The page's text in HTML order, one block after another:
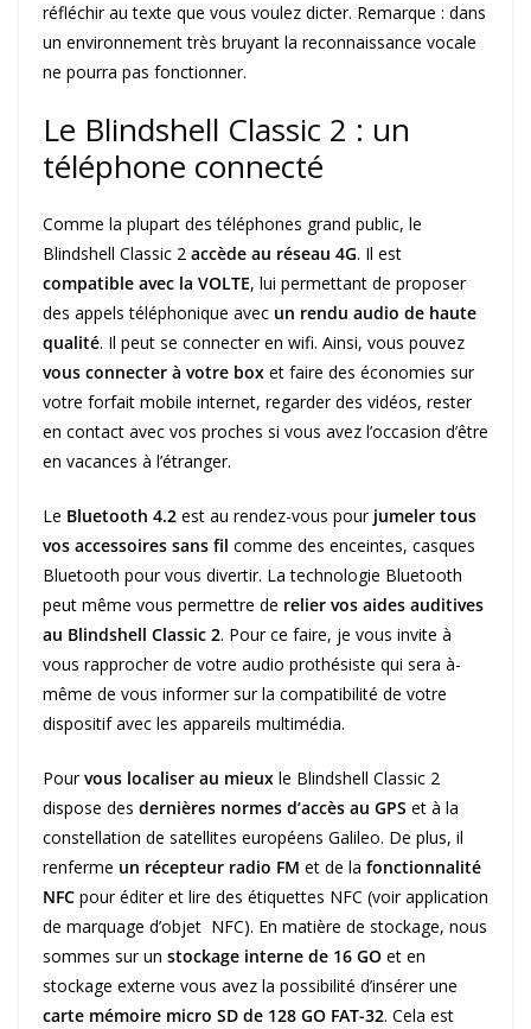
réfléchir au texte que vous voulez dicter. Remarque : dans
un environnement très bruyant la reconnaissance vocale
ne pourra pas fonctionner.
Le Blindshell Classic 2 : un
téléphone connecté
Comme la plupart des téléphones grand public, le
Blindshell Classic 2 accède au réseau 4G. Il est
compatible avec la VOLTE, lui permettant de proposer
des appels téléphonique avec un rendu audio de haute
qualité. Il peut se connecter en wifi. Ainsi, vous pouvez
vous connecter à votre box et faire des économies sur
votre forfait mobile internet, regarder des vidéos, rester
en contact avec vos proches si vous avez l’occasion d’être
en vacances à l’étranger.
Le Bluetooth 4.2 est au rendez-vous pour jumeler tous
vos accessoires sans fil comme des enceintes, casques
Bluetooth pour vous divertir. La technologie Bluetooth
peut même vous permettre de relier vos aides auditives
au Blindshell Classic 2. Pour ce faire, je vous invite à
vous rapprocher de votre audio prothésiste qui sera à-
même de vous informer sur la compatibilité de votre
dispositif avec les appareils multimédia.
Pourvous localiser au mieux le Blindshell Classic 2
dispose des dernières normes d’accès au GPS et à la
constellation de satellites européens Galileo. De plus, il
renferme un récepteur radio FM et de la fonctionnalité
NFC pour éditer et lire des étiquettes NFC (voir application
de marquage d’objet NFC). En matière de stockage, nous
sommes sur un stockage interne de 16 GO et en
stockage externe vous avez la possibilité d’insérer une
carte mémoire micro SD de 128 GO FAT-32. Cela est